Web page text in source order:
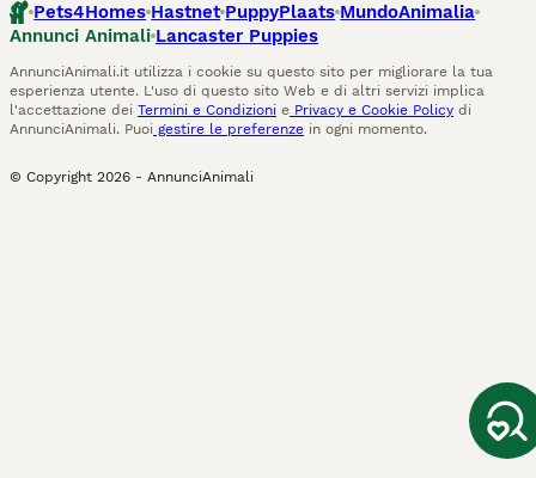
Pets4Homes Hastnet PuppyPlaats MundoAnimalia
Annunci Animali Lancaster Puppies
AnnunciAnimali.it utilizza i cookie su questo sito per migliorare la tua
esperienza utente. L'uso di questo sito Web e di altri servizi implica
l'accettazione dei Termini e Condizioni e Privacy e Cookie Policy di
AnnunciAnimali. Puoi gestire le preferenze in ogni momento.
© Copyright 2026 - AnnunciAnimali